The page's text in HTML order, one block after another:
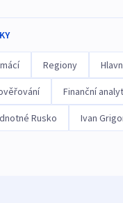
Regiony
Finanční
Rusko Ivan